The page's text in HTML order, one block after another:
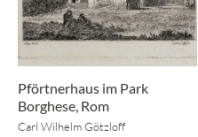
Pförtnerhaus im Park
Borghese, Rom
Carl Wilhelm Götzloff